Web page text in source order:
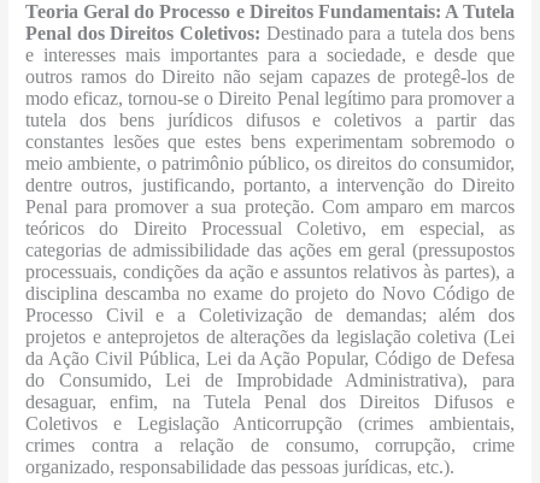
Teoria Geral do Processo e Direitos Fundamentais: A Tutela
Penal dos Direitos Coletivos: Destinado para a tutela dos bens
e interesses mais importantes para a sociedade, e desde que
outros ramos do Direito não sejam capazes de protegê-los de
modo eficaz, tornou-se o Direito Penal legítimo para promover a
tutela dos bens jurídicos difusos e coletivos a partir das
constantes lesões que estes bens experimentam sobremodo o
meio ambiente, o patrimônio público, os direitos do consumidor,
dentre outros, justificando, portanto, a intervenção do Direito
Penal para promover a sua proteção. Com amparo em marcos
teóricos do Direito Processual Coletivo, em especial, as
categorias de admissibilidade das ações em geral (pressupostos
processuais, condições da ação e assuntos relativos às partes), a
disciplina descamba no exame do projeto do Novo Código de
Processo Civil e a Coletivização de demandas; além dos
projetos e anteprojetos de alterações da legislação coletiva (Lei
da Ação Civil Pública, Lei da Ação Popular, Código de Defesa
do Consumido, Lei de Improbidade Administrativa), para
desaguar, enfim, na Tutela Penal dos Direitos Difusos e
Coletivos e Legislação Anticorrupção (crimes ambientais,
crimes contra a relação de consumo, corrupção, crime
organizado, responsabilidade das pessoas jurídicas, etc.).